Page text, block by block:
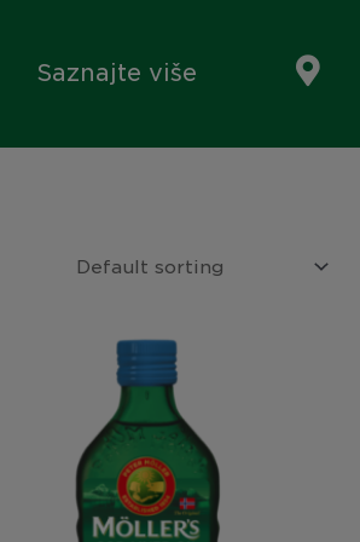
Saznajte više